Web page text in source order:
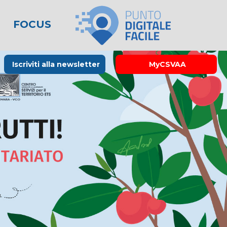
FOCUS
Rubrica La Stampa
Links utili
Iscriviti alla newsletter MyCSVAA